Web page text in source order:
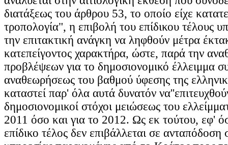
διατάξεως του άρθρου 53, το οποίο είχε
τροπολογία", η επιβολή του επίδικου τέλους
την επιτακτική ανάγκη να ληφθούν μέτρα
κατεπείγοντος χαρακτήρα, ώστε, παρά την
προβλέψεων για το δημοσιονομικό έλλειμμα
αναθεωρήσεως του βαθμού ύφεσης της
καταστεί παρ' όλα αυτά δυνατόν
δημοσιονομικοί στόχοι μειώσεως του
2011 όσο και για το 2012. Ως εκ τούτου, εφ'
επίδικο τέλος δεν επιβάλλεται σε ανταπόδοση